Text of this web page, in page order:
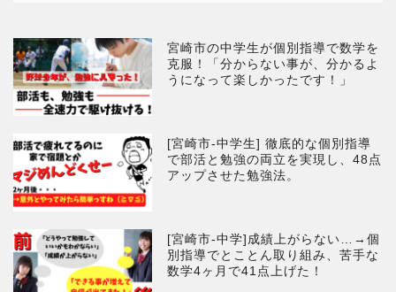
宮崎市の中学生が個別指導で数学を
克服！「分からない事が、分かるよ
うになって楽しかったです！」
[宮崎市-中学生] 徹底的な個別指導
で部活と勉強の両立を実現し、48点
アップさせた勉強法。
[宮崎市-中学]成績上がらない…→個
別指導でとことん取り組み、苦手な
数学4ヶ月で41点上げた！